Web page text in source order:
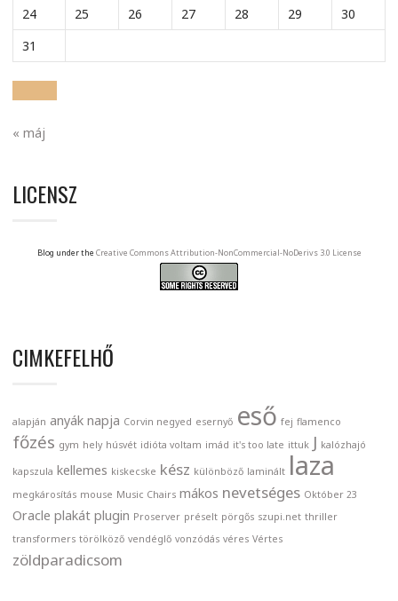
24
25 26 27 28 29
30
31
« máj
LICENSZ
Blog under the Creative Commons Attribution-NonCommercial-NoDerivs 3.0 License
CIMKEFELHŐ
alapján anyák napja Corvin negyed esernyő eső fej flamenco
főzés gym hely húsvét idióta voltam imád it's too late ittuk J kalózhajó
kapszula kellemes kiskecske kész különböző laminált laza
megkárosítás mouse Music Chairs mákos nevetséges Október 23
Oracle plakát plugin Proserver préselt pörgős szupi.net thriller
transformers törölköző vendéglő vonzódás véres Vértes
zöldparadicsom